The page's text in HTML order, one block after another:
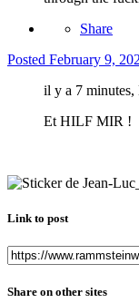
Share
Posted February 9,
il y a 7 minutes,
Et HILF MIR !
Link to post
Share on other sites